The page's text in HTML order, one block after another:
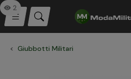
Giubbotti Militari
2